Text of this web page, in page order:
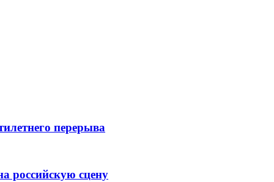
перерыва
российскую сцену